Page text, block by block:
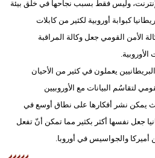
وليس فقط بسبب نجاحها في خلق بيئة
كبوابة أوروبية لكثير من كابلات
الأمن القومي جعل وكالة المراقبة
يعملون في كثير من الأحيان
لتقاسُم البيانات مع الأوروبيين
يمكن نشر أفكارها على نطاق أوسع في
جعل نفسها أكثر بكثير مما تمكن أنّ تفعل
أميركا والجواسيس في أوروبا.